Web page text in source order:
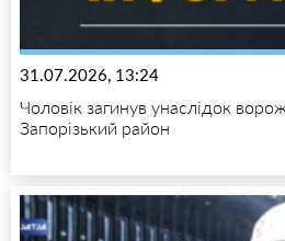
31.07.2026, 13:24
Чоловік загинув унаслідок
Запорізький район